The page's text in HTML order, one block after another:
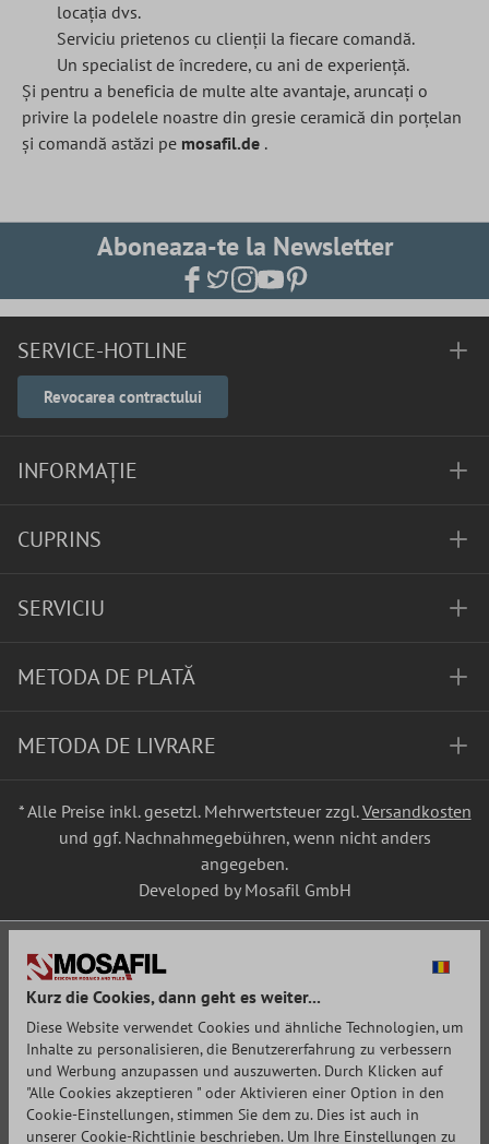
locația dvs.
Serviciu prietenos cu clienții la fiecare comandă.
Un specialist de încredere, cu ani de experiență.
Și pentru a beneficia de multe alte avantaje, aruncați o
privire la podelele noastre din gresie ceramică din porțelan
și comandă astăzi pe mosafil.de .
Aboneaza-te la Newsletter
SERVICE-HOTLINE
Revocarea contractului
INFORMAȚIE
CUPRINS
SERVICIU
METODA DE PLATĂ
METODA DE LIVRARE
* Alle Preise inkl. gesetzl. Mehrwertsteuer zzgl.Versandkosten
und ggf. Nachnahmegebühren, wenn nicht anders
angegeben.
Developed by Mosafil GmbH
Kurz die Cookies, dann geht es weiter...
Diese Website verwendet Cookies und ähnliche Technologien, um
Inhalte zu personalisieren, die Benutzererfahrung zu verbessern
und Werbung anzupassen und auszuwerten. Durch Klicken auf
"Alle Cookies akzeptieren " oder Aktivieren einer Option in den
Cookie-Einstellungen, stimmen Sie dem zu. Dies ist auch in
unserer Cookie-Richtlinie beschrieben. Um Ihre Einstellungen zu